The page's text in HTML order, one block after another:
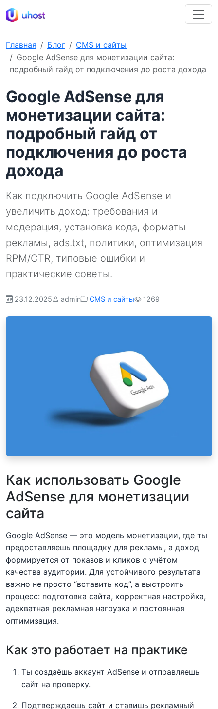
Главная Блог
CMS и сайты
Google AdSense для монетизации сайта:
подробный гайд от подключения до роста дохода
Google AdSense для
монетизации сайта:
подробный гайд от
подключения до роста
дохода
Как подключить Google AdSense и
увеличить доход: требования и
модерация, установка кода, форматы
рекламы, ads.txt, политики, оптимизация
RPM/CTR, типовые ошибки и
практические советы.
23.12.2025 admin CMS и сайты 1269
Как использовать Google
AdSense для монетизации
сайта
Google AdSense — это модель монетизации, где ты
предоставляешь площадку для рекламы, а доход
формируется от показов и кликов с учётом
качества аудитории. Для устойчивого результата
важно не просто “вставить код”, а выстроить
процесс: подготовка сайта, корректная настройка,
адекватная рекламная нагрузка и постоянная
оптимизация.
Как это работает на практике
Ты создаёшь аккаунт AdSense и отправляешь
сайт на проверку.
Подтверждаешь сайт и ставишь рекламный